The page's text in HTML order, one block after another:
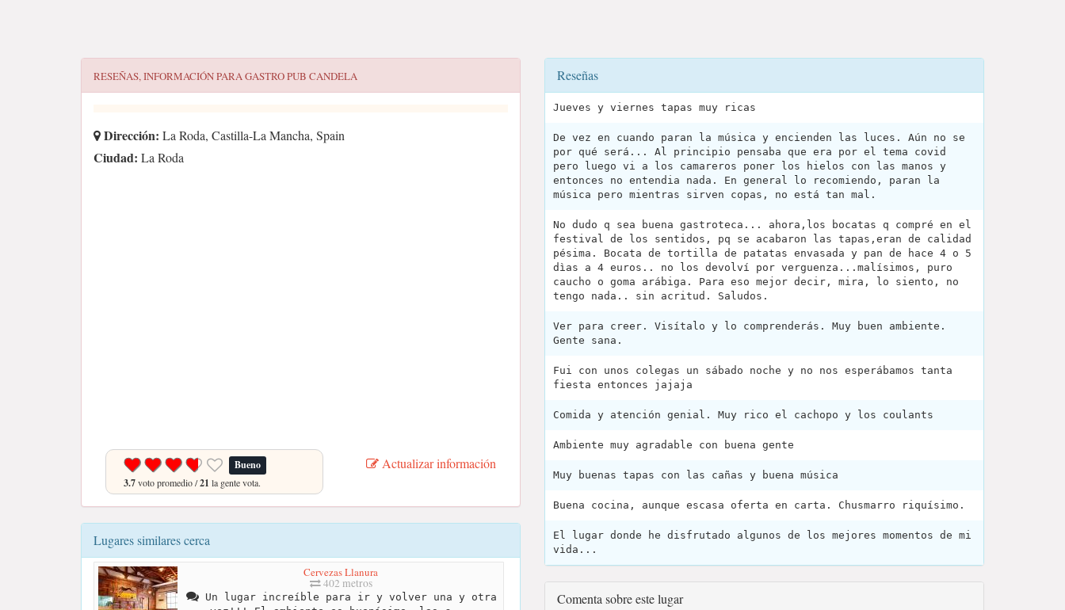
RESEÑAS, INFORMACIÓN PARAGASTRO PUB CANDELA
Dirección: La Roda, Castilla-La Mancha, Spain
Ciudad: La Roda
Bueno
3.7voto promedio /21 la gente vota.
Actualizar información
Lugares similares cerca
Cervezas Llanura
402 metros
Un lugar increíble para ir y volver una y otra
Reseñas
Jueves y viernes tapas muy ricas
De vez en cuando paran la música y encienden las luces. Aún no se
por qué será... Al principio pensaba que era por el tema covid
pero luego vi a los camareros poner los hielos con las manos y
entonces no entendia nada. En general lo recomiendo, paran la
música pero mientras sirven copas, no está tan mal.
No dudo q sea buena gastroteca... ahora,los bocatas q compré en el
festival de los sentidos, pq se acabaron las tapas,eran de calidad
pésima. Bocata de tortilla de patatas envasada y pan de hace 4 o 5
dìas a 4 euros.. no los devolví por verguenza...malísimos, puro
caucho o goma arábiga. Para eso mejor decir, mira, lo siento, no
tengo nada.. sin acritud. Saludos.
Ver para creer. Visítalo y lo comprenderás. Muy buen ambiente.
Gente sana.
Fui con unos colegas un sábado noche y no nos esperábamos tanta
fiesta entonces jajaja
Comida y atención genial. Muy rico el cachopo y los coulants
Ambiente muy agradable con buena gente
Muy buenas tapas con las cañas y buena música
Buena cocina, aunque escasa oferta en carta. Chusmarro riquísimo.
El lugar donde he disfrutado algunos de los mejores momentos de mi
vida...
Comenta sobre este lugar